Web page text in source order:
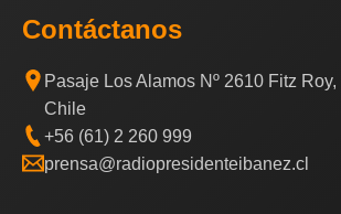
Contáctanos
Pasaje Los Alamos Nº 2610 Fitz
Chile
+56 (61) 2 260 999
prensa@radiopresidenteibanez.cl